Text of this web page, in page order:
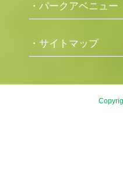
・パークアベニュー
・サイトマップ